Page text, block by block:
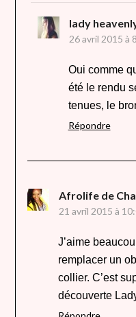
lady
26 avril 2015 à
Oui comme
été le rendu
tenues, le
Répondre
Afrolife de
21 avril 2015 à
J’aime
remplacer un
collier. C’est
découverte